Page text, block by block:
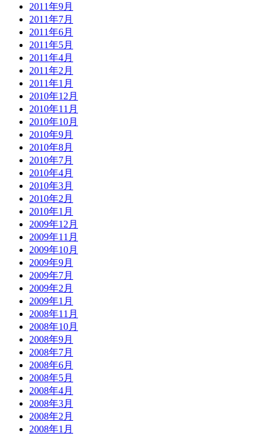
2011年9月
2011年7月
2011年6月
2011年5月
2011年4月
2011年2月
2011年1月
2010年12月
2010年11月
2010年10月
2010年9月
2010年8月
2010年7月
2010年4月
2010年3月
2010年2月
2010年1月
2009年12月
2009年11月
2009年10月
2009年9月
2009年7月
2009年2月
2009年1月
2008年11月
2008年10月
2008年9月
2008年7月
2008年6月
2008年5月
2008年4月
2008年3月
2008年2月
2008年1月